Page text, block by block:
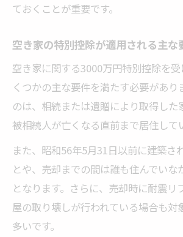
空き家売却の税負担を減らすには
略
特別控除を活用して税負担
譲渡所得税対策としての控
空き家売却時に有効な節税
譲渡所得税を軽減する最適な準
不動産売却前に押さえたい譲
礎
ておくことが重要です。
空き家の特別控除が適用される主な
空き家に関する3000万円特別控除を
くつかの主な要件を満たす必要があり
のは、相続または遺贈により取得した
被相続人が亡くなる直前まで居住して
また、昭和56年5月31日以前に建築さ
とや、売却までの間は誰も住んでいな
となります。さらに、売却時に耐震リ
屋の取り壊しが行われている場合も対
多いです。